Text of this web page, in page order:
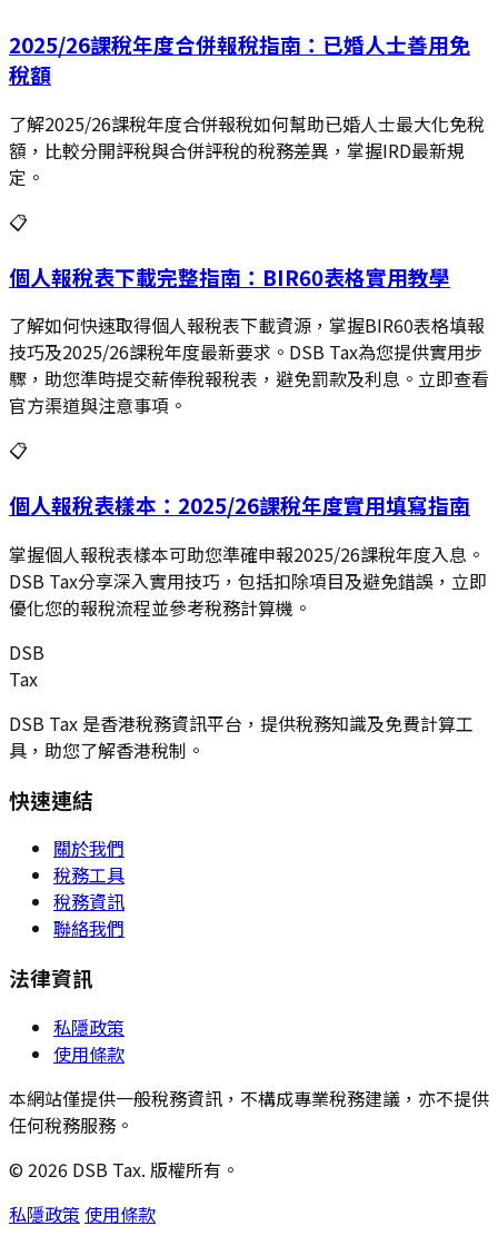
2025/26課稅年度合併報稅指南：已婚人士善用免
稅額
了解2025/26課稅年度合併報稅如何幫助已婚人士最大化免稅
額，比較分開評稅與合併評稅的稅務差異，掌握IRD最新規
定。
📋
個人報稅表下載完整指南：BIR60表格實用教學
了解如何快速取得個人報稅表下載資源，掌握BIR60表格填報
技巧及2025/26課稅年度最新要求。DSB Tax為您提供實用步
驟，助您準時提交薪俸稅報稅表，避免罰款及利息。立即查看
官方渠道與注意事項。
📋
個人報稅表樣本：2025/26課稅年度實用填寫指南
掌握個人報稅表樣本可助您準確申報2025/26課稅年度入息。
DSB Tax分享深入實用技巧，包括扣除項目及避免錯誤，立即
優化您的報稅流程並參考稅務計算機。
DSB
Tax
DSB Tax 是香港稅務資訊平台，提供稅務知識及免費計算工
具，助您了解香港稅制。
快速連結
關於我們
稅務工具
稅務資訊
聯絡我們
法律資訊
私隱政策
使用條款
本網站僅提供一般稅務資訊，不構成專業稅務建議，亦不提供
任何稅務服務。
© 2026 DSB Tax. 版權所有。
私隱政策 使用條款